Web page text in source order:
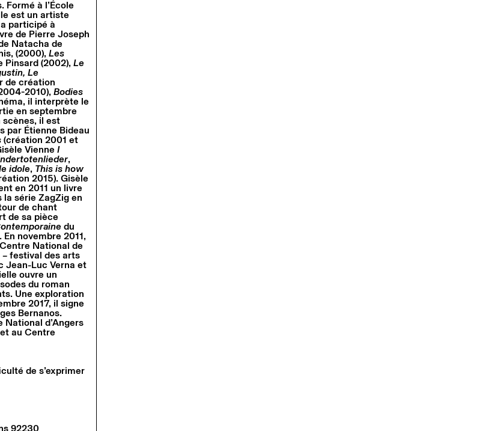
Formé à l’École
est un artiste
participé à
de Pierre Joseph
Natacha de
(2000), Les
Pinsard (2002), Le
Le
de création
2010), Bodies
il interprète le
en septembre
scènes, il est
par Étienne Bideau
(création 2001 et
Vienne I
,
idole, This is how
2015). Gisèle
en 2011 un livre
la série ZagZig en
de chant
de sa pièce
du
novembre 2011,
National de
– festival des arts
Jean-Luc Verna et
ouvre un
du roman
Une exploration
2017, il signe
Bernanos.
d’Angers
au Centre
de s’exprimer
92230